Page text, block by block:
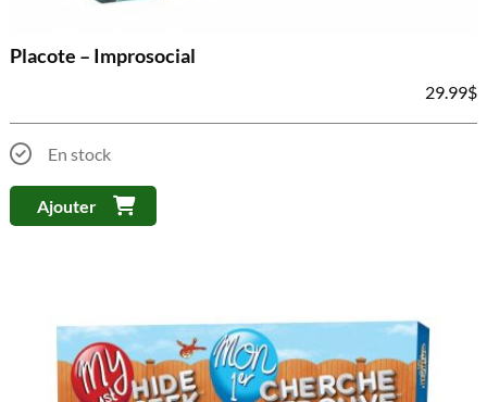
Placote – Improsocial
29.99$
En stock
Ajouter